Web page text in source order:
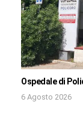
Ospedale di
6 Agosto 2026